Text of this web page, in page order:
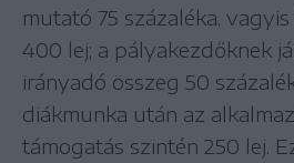
mutató 75 százaléka,
400 lej; a pályakezdőknek
irányadó összeg 50
diákmunka után az
támogatás szintén 250 lej.